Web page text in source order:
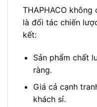
THAPHACO
là đối tác chiến
kết:
Sản phẩm chất
ràng.
Giá cả cạnh
khách sỉ.